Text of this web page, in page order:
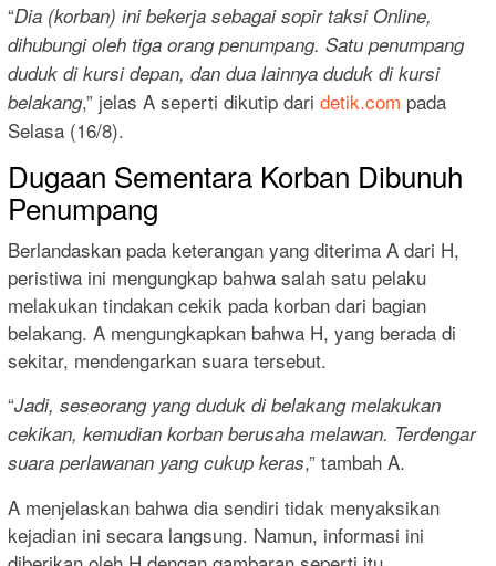
“Dia (korban) ini bekerja sebagai sopir taksi Online,
dihubungi oleh tiga orang penumpang. Satu penumpang
duduk di kursi depan, dan dua lainnya duduk di kursi
belakang,” jelas A seperti dikutip dari detik.com pada
Selasa (16/8).
Dugaan Sementara Korban Dibunuh
Penumpang
Berlandaskan pada keterangan yang diterima A dari H,
peristiwa ini mengungkap bahwa salah satu pelaku
melakukan tindakan cekik pada korban dari bagian
belakang. A mengungkapkan bahwa H, yang berada di
sekitar, mendengarkan suara tersebut.
“Jadi, seseorang yang duduk di belakang melakukan
cekikan, kemudian korban berusaha melawan. Terdengar
suara perlawanan yang cukup keras,” tambah A.
A menjelaskan bahwa dia sendiri tidak menyaksikan
kejadian ini secara langsung. Namun, informasi ini